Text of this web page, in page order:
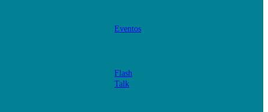
Eventos
Flash
Talk